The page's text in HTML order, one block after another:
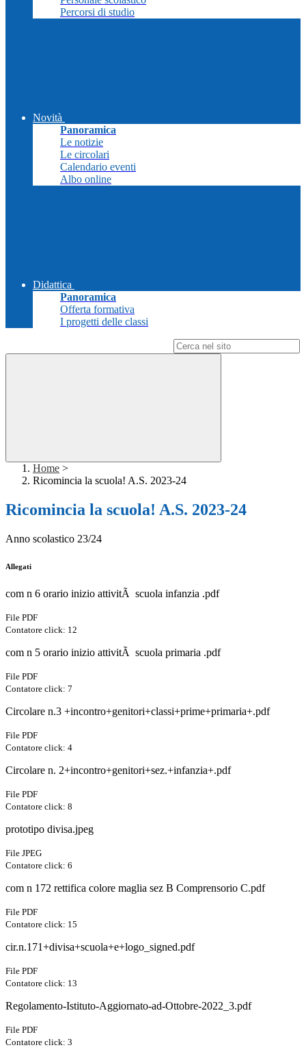
Percorsi di studio
Novità
Panoramica
Le notizie
Le circolari
Calendario eventi
Albo online
Didattica
Panoramica
Offerta formativa
I progetti delle classi
Home >
Ricomincia la scuola! A.S. 2023-24
Ricomincia la scuola! A.S. 2023-24
Anno scolastico 23/24
Allegati
com n 6 orario inizio attivitÃ scuola infanzia .pdf
File PDF
Contatore click: 12
com n 5 orario inizio attivitÃ scuola primaria .pdf
File PDF
Contatore click: 7
Circolare n.3 +incontro+genitori+classi+prime+primaria+.pdf
File PDF
Contatore click: 4
Circolare n. 2+incontro+genitori+sez.+infanzia+.pdf
File PDF
Contatore click: 8
prototipo divisa.jpeg
File JPEG
Contatore click: 6
com n 172 rettifica colore maglia sez B Comprensorio C.pdf
File PDF
Contatore click: 15
cir.n.171+divisa+scuola+e+logo_signed.pdf
File PDF
Contatore click: 13
Regolamento-Istituto-Aggiornato-ad-Ottobre-2022_3.pdf
File PDF
Contatore click: 3